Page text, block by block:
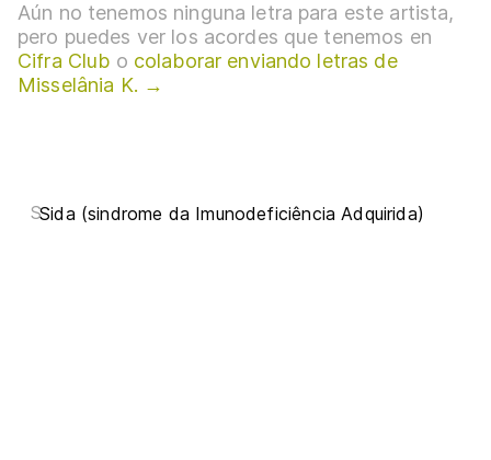
Aún no tenemos ninguna letra para este artista,
pero puedes ver los acordes que tenemos en
Cifra Club o colaborar enviando letras de
Misselânia K. →
SSida (sindrome da Imunodeficiência Adquirida)